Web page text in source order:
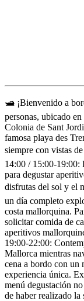
Descripción
🛥️ ¡Bienvenido a
personas, ubicado
Colonia de Sant
famosa playa des
siempre con vistas
14:00 / 15:00-19:00:
para degustar
disfrutas del sol y el
un día completo
costa mallorquina.
solicitar comida de
aperitivos
19:00-22:00:
Mallorca mientras
cena a bordo con un
experiencia única.
menú degustación
de haber realizado la